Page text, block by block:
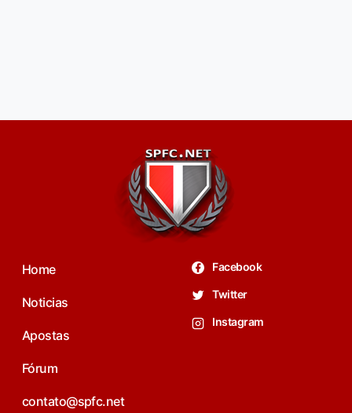
Home
Noticias
Apostas
Fórum
contato@spfc.net
Facebook
Twitter
Instagram